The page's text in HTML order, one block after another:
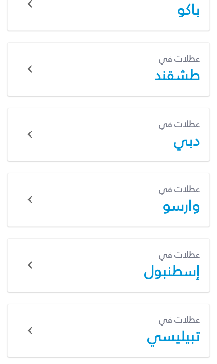
باكو
عطلات في
طشقند
عطلات في
دبي
عطلات في
وارسو
عطلات في
إسطنبول
عطلات في
تبيليسي